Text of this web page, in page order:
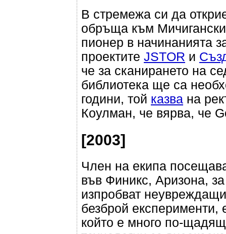
В стремежа си да
обръща към
пионер в начинанията
проектите JSTOR и
че за сканирането на
библиотека ще са
години, той казва на
Коулман, че вярва, че
[2003]
Член на екипа
във Финикс, Аризона,
изпробват
безброй експерименти,
който е много по-